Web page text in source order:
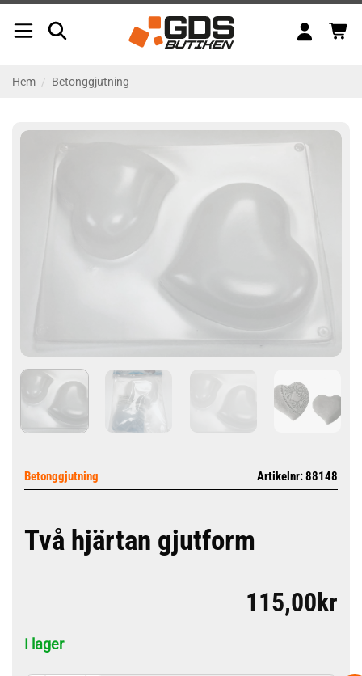
Hem / Betonggjutning
Betonggjutning Artikelnr: 88148
Två hjärtan gjutform
115,00kr
I lager